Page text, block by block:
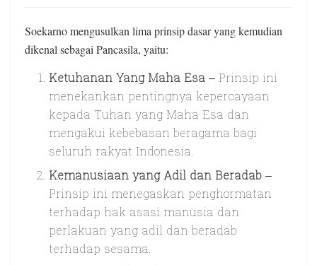
Soekarno mengusulkan lima prinsip dasar yang kemudian
dikenal sebagai Pancasila, yaitu:
Ketuhanan Yang Maha Esa – Prinsip ini
menekankan pentingnya kepercayaan
kepada Tuhan yang Maha Esa dan
mengakui kebebasan beragama bagi
seluruh rakyat Indonesia.
Kemanusiaan yang Adil dan Beradab –
Prinsip ini menegaskan penghormatan
terhadap hak asasi manusia dan
perlakuan yang adil dan beradab
terhadap sesama.